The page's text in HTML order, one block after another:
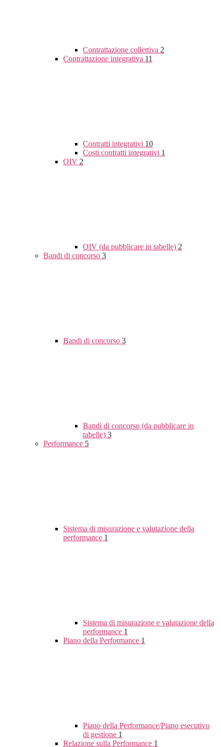
Contrattazione collettiva 2
Contrattazione integrativa 11
Contratti integrativi 10
Costi contratti integrativi 1
OIV 2
OIV (da pubblicare in tabelle) 2
Bandi di concorso 3
Bandi di concorso 3
Bandi di concorso (da pubblicare in
tabelle) 3
Performance 5
Sistema di misurazione e valutazione della
performance 1
Sistema di misurazione e valutazione della
performance 1
Piano della Performance 1
Piano della Performance/Piano esecutivo
di gestione 1
Relazione sulla Performance 1